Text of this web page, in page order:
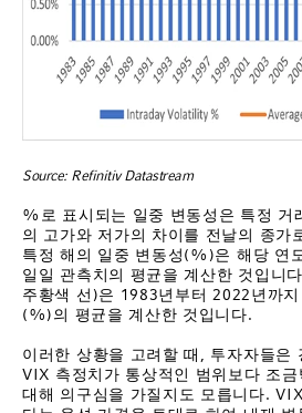
Source: Refinitiv Datastream
%로 표시되는 일중 변동성은 특정 거
의 고가와 저가의 차이를 전날의 종가
특정 해의 일중 변동성(%)은 해당 연
일일 관측치의 평균을 계산한 것입니
주황색 선)은 1983년부터 2022년까
(%)의 평균을 계산한 것입니다.
이러한 상황을 고려할 때, 투자자들은
VIX 측정치가 통상적인 범위보다 조
대해 의구심을 가질지도 모릅니다.